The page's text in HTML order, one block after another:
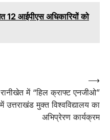
12 आईपीएस अधिकारियों को
रानीखेत में “हिल क्राफ्ट एनजीओ”
में उत्तराखंड मुक्त विश्वविद्यालय का
अभिप्रेरण कार्यक्रम
⟶